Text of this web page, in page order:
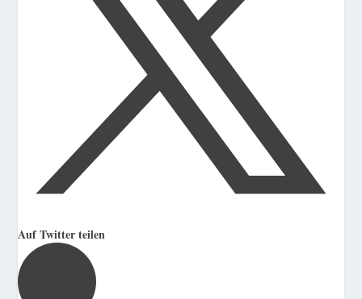
Auf Twitter teilen